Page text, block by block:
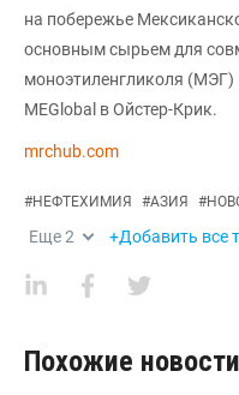
на побережье
основным сырьем для
моноэтиленгликоля (МЭГ)
MEGlobal в Ойстер-Крик.
mrchub.com
#НЕФТЕХИМИЯ #АЗИЯ #
Еще2 +Добавить все
Похожие новости